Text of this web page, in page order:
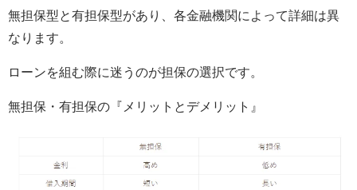
無担保型と有担保型があり、各金融機関によって詳細は異
なります。
ローンを組む際に迷うのが担保の選択です。
無担保・有担保の『メリットとデメリット』